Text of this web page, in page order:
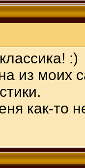
:)
из моих
как-то